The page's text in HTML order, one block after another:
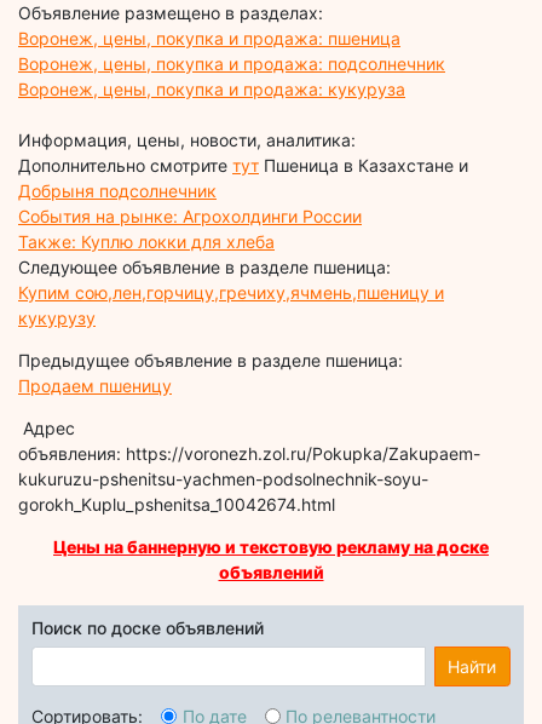
Объявление размещено в разделах:
Воронеж, цены, покупка и продажа: пшеница
Воронеж, цены, покупка и продажа: подсолнечник
Воронеж, цены, покупка и продажа: кукуруза
Информация, цены, новости, аналитика:
Дополнительно смотрите тут Пшеница в Казахстане и
Добрыня подсолнечник
События на рынке: Агрохолдинги России
Также: Куплю локки для хлеба
Следующее объявление в разделе пшеница:
Купим сою,лен,горчицу,гречиху,ячмень,пшеницу и
кукурузу
Предыдущее объявление в разделе пшеница:
Продаем пшеницу
Адрес
объявления: https://voronezh.zol.ru/Pokupka/Zakupaem-
kukuruzu-pshenitsu-yachmen-podsolnechnik-soyu-
gorokh_Kuplu_pshenitsa_10042674.html
Цены на баннерную и текстовую рекламу на доске
объявлений
Поиск по доске объявлений
Найти
Сортировать: По дате По релевантности